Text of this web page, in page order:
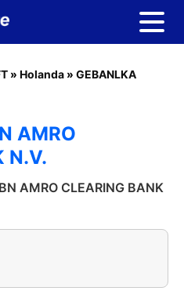
» Holanda » GEBANLKA
AMRO
N.V.
AMRO CLEARING BANK